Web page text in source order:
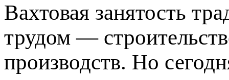
Вахтовая занятость
трудом —
производств. Но